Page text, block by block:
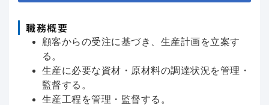
職務概要
顧客からの受注に基づき、生産計画を立案す
る。
生産に必要な資材・原材料の調達状況を管理・
監督する。
生産工程を管理・監督する。